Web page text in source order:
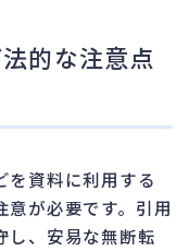
的な注意点
を資料に利用する
が必要です。引用
し、安易な無断転